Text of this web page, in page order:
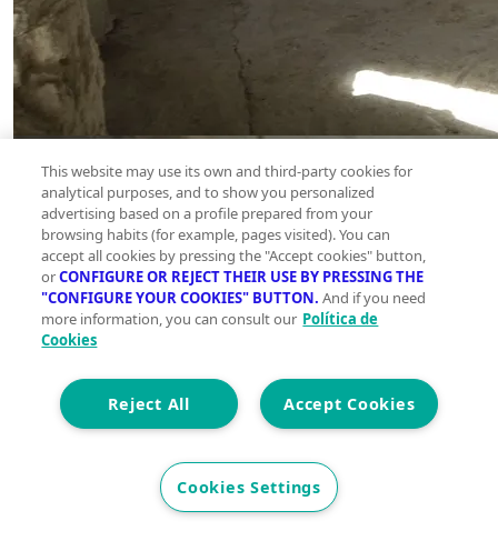
This website may use its own and third-party cookies for
analytical purposes, and to show you personalized
advertising based on a profile prepared from your
browsing habits (for example, pages visited). You can
accept all cookies by pressing the "Accept cookies" button,
orCONFIGURE OR REJECT THEIR USE BY PRESSING THE
"CONFIGURE YOUR COOKIES" BUTTON. And if you need
more information, you can consult our Política de
Cookies
Accept Cookies
Reject All
Cookies Settings